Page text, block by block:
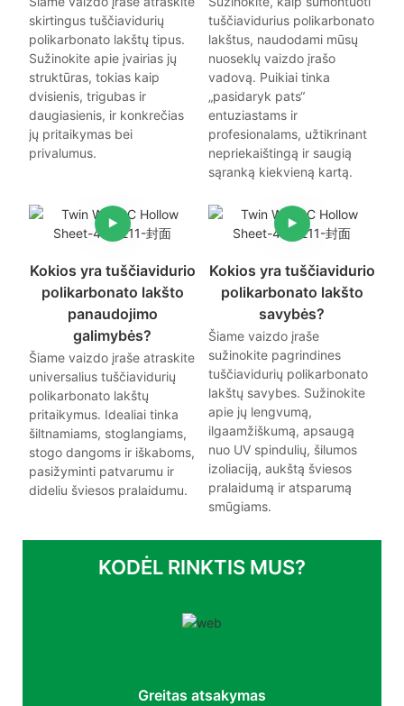
skirtingus tuščiavidurių
polikarbonato lakštų tipus.
Sužinokite apie įvairias jų
struktūras, tokias kaip
dvisienis, trigubas ir
daugiasienis, ir konkrečias
jų pritaikymas bei
privalumus.
tuščiavidurius polikarbonato
lakštus, naudodami mūsų
nuoseklų vaizdo įrašo
vadovą. Puikiai tinka
„pasidaryk pats“
entuziastams ir
profesionalams, užtikrinant
nepriekaištingą ir saugią
sąranką kiekvieną kartą.
Kokios yra tuščiavidurio
polikarbonato lakšto
panaudojimo
galimybės?
Šiame vaizdo įraše atraskite
universalius tuščiavidurių
polikarbonato lakštų
pritaikymus. Idealiai tinka
šiltnamiams, stoglangiams,
stogo dangoms ir iškaboms,
pasižyminti patvarumu ir
dideliu šviesos pralaidumu.
Kokios yra tuščiavidurio
polikarbonato lakšto
savybės?
Šiame vaizdo įraše
sužinokite pagrindines
tuščiavidurių polikarbonato
lakštų savybes. Sužinokite
apie jų lengvumą,
ilgaamžiškumą, apsaugą
nuo UV spindulių, šilumos
izoliaciją, aukštą šviesos
pralaidumą ir atsparumą
smūgiams.
KODĖL RINKTIS MUS?
Greitas atsakymas